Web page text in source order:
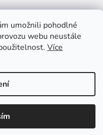
umožnili pohodlné
webu neustále
Více
do pátku od 9 do 12 a od
léto plné
Jindřichův Hradec
nastavení cookies